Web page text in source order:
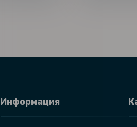
Информация